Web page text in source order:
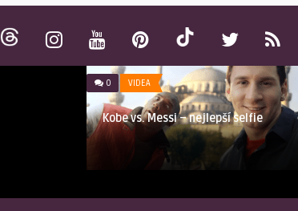
0 VIDEA
Kobe vs. Messi – nejlepší selfie